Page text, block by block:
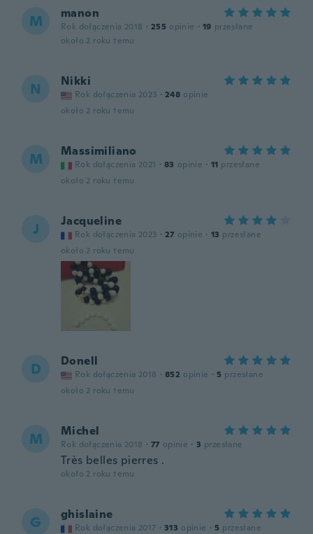
M manon
Rok dołączenia 2018 · 255 opinie · 19 przesłane
około 2 roku temu
N Nikki
Rok dołączenia 2023 · 248 opinie
około 2 roku temu
M Massimiliano
Rok dołączenia 2021 · 83 opinie · 11 przesłane
około 2 roku temu
J Jacqueline
Rok dołączenia 2023 · 27 opinie · 13 przesłane
około 2 roku temu
D Donell
Rok dołączenia 2018 · 852 opinie · 5 przesłane
około 2 roku temu
M Michel
Rok dołączenia 2018 · 77 opinie · 3 przesłane
Très belles pierres .
około 2 roku temu
G ghislaine
Rok dołączenia 2017 · 313 opinie · 5 przesłane